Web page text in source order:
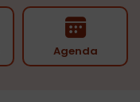
Agenda